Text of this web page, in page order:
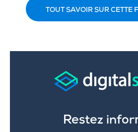
TOUT SAVOIR SUR CETTE
Restez